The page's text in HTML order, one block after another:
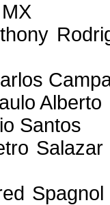
Alberto
Santos